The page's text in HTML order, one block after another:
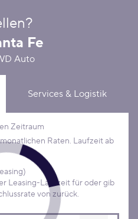
Fe
Auto
Services & Logistik
Zeitraum
Raten. Laufzeit ab
Laufzeit für oder gib
es nach Zahlung einer Schlussrate von zurück.